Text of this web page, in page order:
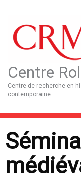
contenu
Centre
Centre de recherche en
contemporaine